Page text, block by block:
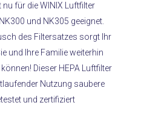
nu für die WINIX Luftfilter
und NK305 geeignet.
des Filtersatzes sorgt Ihr
und Ihre Familie weiterhin
Dieser HEPA Luftfilter
Nutzung saubere
und zertifiziert